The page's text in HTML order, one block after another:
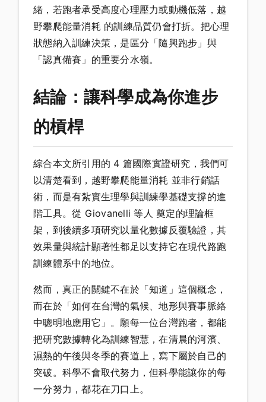
緒，若跑者承受高度心理壓力或動機低落，越
野攀爬能量消耗 的訓練品質仍會打折。把心理
狀態納入訓練決策，是區分「隨興跑步」與
「認真備賽」的重要分水嶺。
結論：讓科學成為你進步
的槓桿
綜合本文所引用的 4 篇國際實證研究，我們可
以清楚看到，越野攀爬能量消耗 並非行銷話
術，而是有紮實生理學與訓練學基礎支撐的進
階工具。從 Giovanelli 等人 奠定的理論框
架，到後續多項研究以量化數據反覆驗證，其
效果量與統計顯著性都足以支持它在現代路跑
訓練體系中的地位。
然而，真正的關鍵不在於「知道」這個概念，
而在於「如何在台灣的氣候、地形與賽事脈絡
中聰明地應用它」。願每一位台灣跑者，都能
把研究數據轉化為訓練智慧，在清晨的河濱、
濕熱的午後與冬季的賽道上，寫下屬於自己的
突破。科學不會取代努力，但科學能讓你的每
一分努力，都花在刀口上。